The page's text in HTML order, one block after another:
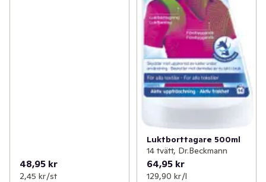
48,95 kr
2,45 kr /st
Luktborttagare 500ml
14 tvätt, Dr.Beckmann
64,95 kr
129,90 kr /l